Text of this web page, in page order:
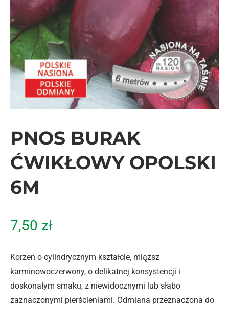
PNOS BURAK
ĆWIKŁOWY OPOLSKI
6M
7,50 zł
Korzeń o cylindrycznym kształcie, miąższ
karminowoczerwony, o delikatnej konsystencji i
doskonałym smaku, z niewidocznymi lub słabo
zaznaczonymi pierścieniami. Odmiana przeznaczona do